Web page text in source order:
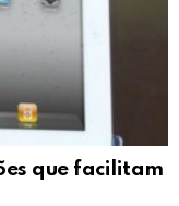
que facilitam